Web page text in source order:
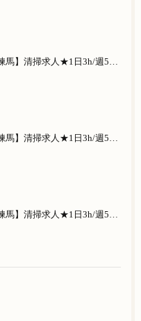
【東京都練馬区練馬】清掃求人★1日3h/週5日/祝日お休み★谷原在住の方歓迎
【東京都練馬区練馬】清掃求人★1日3h/週5日/祝日お休み★南田中在住の方歓迎
【東京都練馬区練馬】清掃求人★1日3h/週5日/祝日お休み★南大泉在住の方歓迎